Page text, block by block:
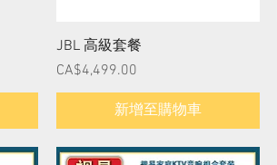
快速瀏覽
JBL 高級套餐
價格
CA$4,499.00
新增至購物車